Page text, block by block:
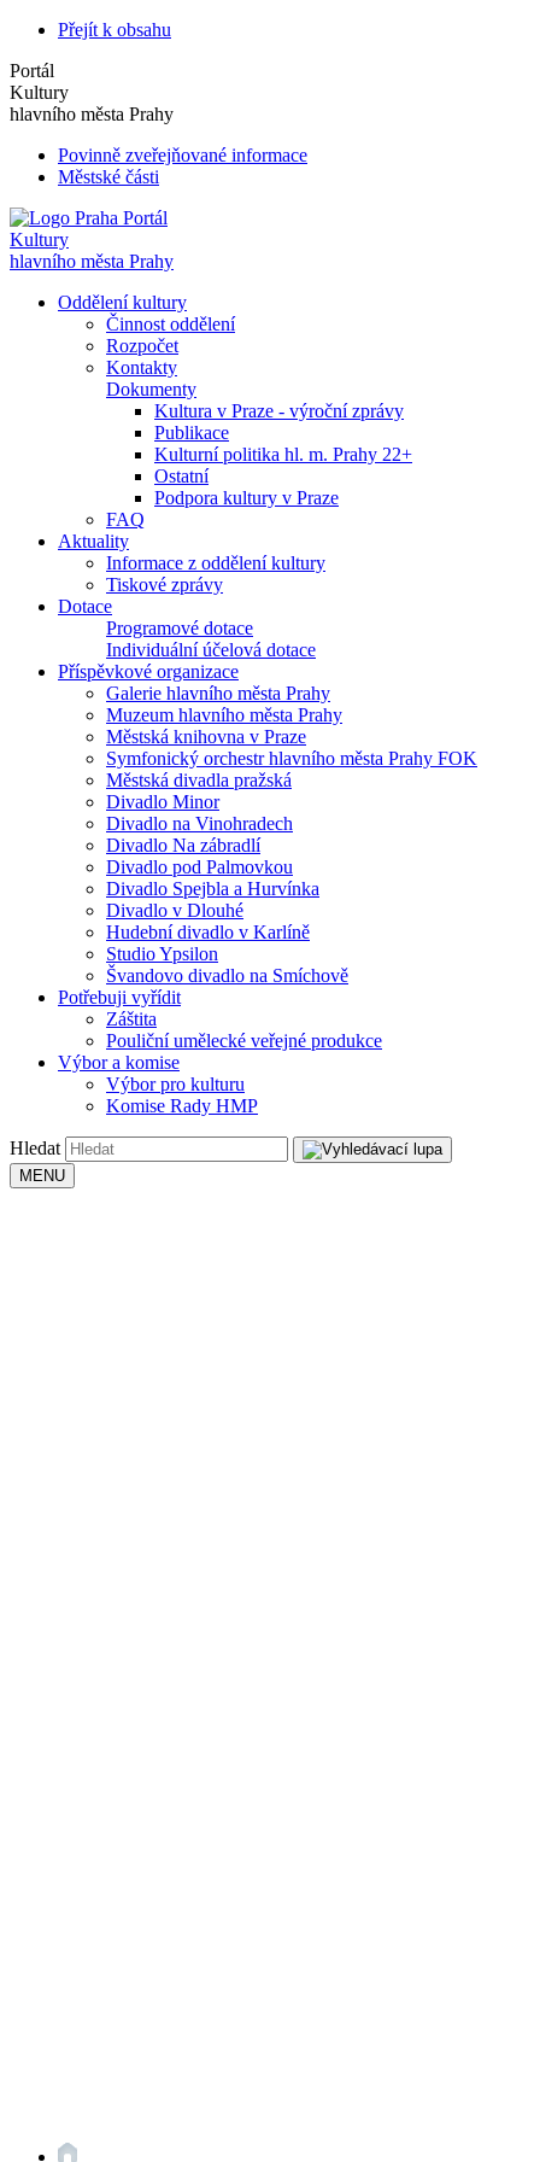
Přejít k obsahu
Portál
Kultury
hlavního města Prahy
Povinně zveřejňované informace
Městské části
Portál
Kultury
hlavního města Prahy
Oddělení kultury
Činnost oddělení
Rozpočet
Kontakty
Dokumenty
Kultura v Praze - výroční zprávy
Publikace
Kulturní politika hl. m. Prahy 22+
Ostatní
Podpora kultury v Praze
FAQ
Aktuality
Informace z oddělení kultury
Tiskové zprávy
Dotace
Programové dotace
Individuální účelová dotace
Příspěvkové organizace
Galerie hlavního města Prahy
Muzeum hlavního města Prahy
Městská knihovna v Praze
Symfonický orchestr hlavního města Prahy FOK
Městská divadla pražská
Divadlo Minor
Divadlo na Vinohradech
Divadlo Na zábradlí
Divadlo pod Palmovkou
Divadlo Spejbla a Hurvínka
Divadlo v Dlouhé
Hudební divadlo v Karlíně
Studio Ypsilon
Švandovo divadlo na Smíchově
Potřebuji vyřídit
Záštita
Pouliční umělecké veřejné produkce
Výbor a komise
Výbor pro kulturu
Komise Rady HMP
Hledat
MENU